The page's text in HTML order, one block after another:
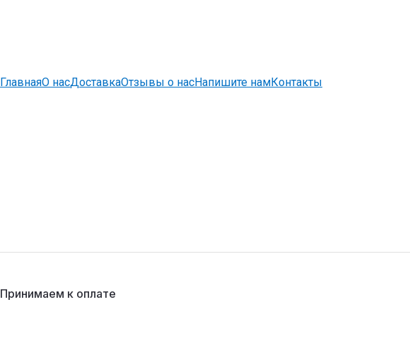
ГлавнаяО насДоставкаОтзывы о насНапишите намКонтакты
Принимаем к оплате